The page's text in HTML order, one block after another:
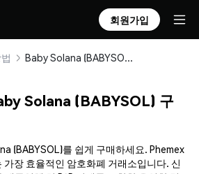
회원가입
Baby Solana (BABYSOL) 안전하게 구매 및 보관
Solana (BABYSOL) 구
(BABYSOL)를 쉽게 구매하세요. Phemex
가장 효율적인 암호화폐 거래소입니다. 신